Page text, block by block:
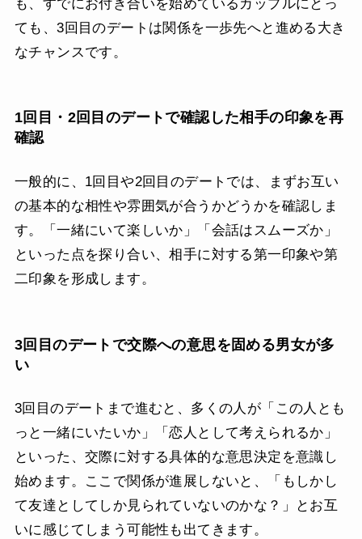
も、すでにお付き合いを始めているカップルにとっ
ても、3回目のデートは関係を一歩先へと進める大き
なチャンスです。
1回目・2回目のデートで確認した相手の印象を再
確認
一般的に、1回目や2回目のデートでは、まずお互い
の基本的な相性や雰囲気が合うかどうかを確認しま
す。「一緒にいて楽しいか」「会話はスムーズか」
といった点を探り合い、相手に対する第一印象や第
二印象を形成します。
3回目のデートで交際への意思を固める男女が多
い
3回目のデートまで進むと、多くの人が「この人とも
っと一緒にいたいか」「恋人として考えられるか」
といった、交際に対する具体的な意思決定を意識し
始めます。ここで関係が進展しないと、「もしかし
て友達としてしか見られていないのかな？」とお互
いに感じてしまう可能性も出てきます。